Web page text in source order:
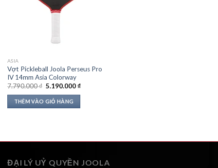
ASIA
Vợt Pickleball Joola Perseus Pro
IV 14mm Asia Colorway
7.790.000₫ Giá
là:
7.790.000 ₫.
5.190.000₫Giá
5.190.000 ₫.
THÊM VÀO GIỎ HÀNG
ĐẠI LÝ UỶ QUYỀN JOOLA